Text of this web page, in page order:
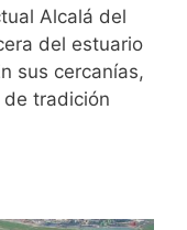
Alcalá del
del estuario
sus cercanías,
de tradición